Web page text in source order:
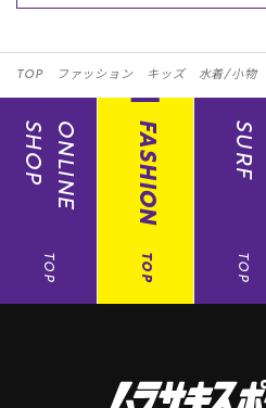
TOP ファッション キッズ 水着/小物
ONLINE
SHOP
TOP
FASHION
TOP
SURF
TOP